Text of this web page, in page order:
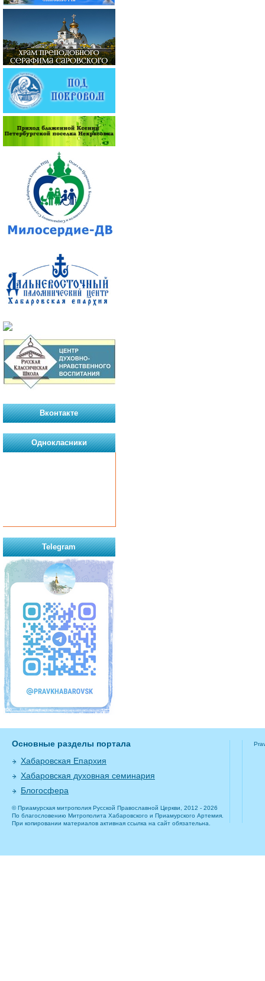
Вконтакте
Однокласники
Telegram
Основные разделы портала
Хабаровская Епархия
Хабаровская духовная семинария
Блогосфера
© Приамурская митрополия Русской Православной Церкви, 2012 - 2026
По благословению Митрополита Хабаровского и Приамурского Артемия.
При копировании материалов активная ссылка на сайт обязательна.